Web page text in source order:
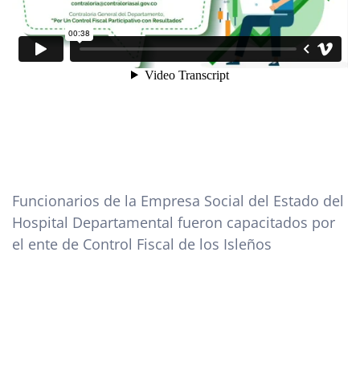
Funcionarios de la Empresa Social del Estado del
Hospital Departamental fueron capacitados por
el ente de Control Fiscal de los Isleños